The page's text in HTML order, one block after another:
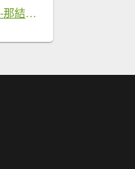
20251228貴妃-那結山P型